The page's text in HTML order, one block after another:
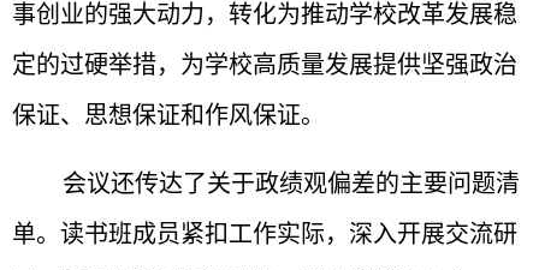
事创业的强大动力，转化为推动学校改革发展稳
定的过硬举措，为学校高质量发展提供坚强政治
保证、思想保证和作风保证。
会议还传达了关于政绩观偏差的主要问题清
单。读书班成员紧扣工作实际，深入开展交流研